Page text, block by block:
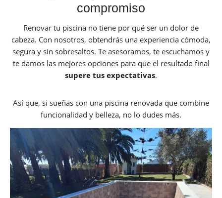
compromiso
Renovar tu piscina no tiene por qué ser un dolor de
cabeza. Con nosotros, obtendrás una experiencia cómoda,
segura y sin sobresaltos. Te asesoramos, te escuchamos y
te damos las mejores opciones para que el resultado final
supere tus expectativas.
Así que, si sueñas con una piscina renovada que combine
funcionalidad y belleza, no lo dudes más.